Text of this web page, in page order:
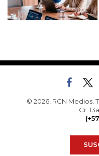
© 2026, RCN Medios.
Cr.